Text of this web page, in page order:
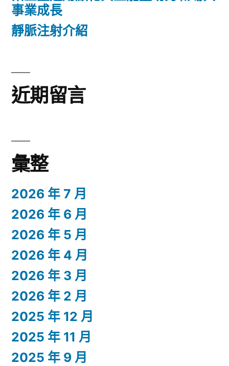
事業成長
靜脈注射介紹
近期留言
彙整
2026 年 7 月
2026 年 6 月
2026 年 5 月
2026 年 4 月
2026 年 3 月
2026 年 2 月
2025 年 12 月
2025 年 11 月
2025 年 9 月